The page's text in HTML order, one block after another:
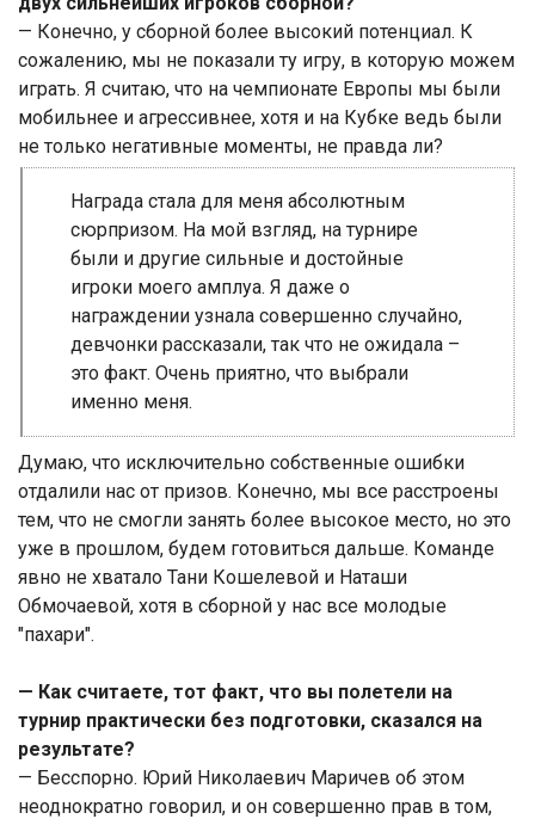
— Конечно, у сборной более высокий потенциал. К
сожалению, мы не показали ту игру, в которую можем
играть. Я считаю, что на чемпионате Европы мы были
мобильнее и агрессивнее, хотя и на Кубке ведь были
не только негативные моменты, не правда ли?
Награда стала для меня абсолютным
сюрпризом. На мой взгляд, на турнире
были и другие сильные и достойные
игроки моего амплуа. Я даже о
награждении узнала совершенно случайно,
девчонки рассказали, так что не ожидала –
это факт. Очень приятно, что выбрали
именно меня.
Думаю, что исключительно собственные ошибки
отдалили нас от призов. Конечно, мы все расстроены
тем, что не смогли занять более высокое место, но это
уже в прошлом, будем готовиться дальше. Команде
явно не хватало Тани Кошелевой и Наташи
Обмочаевой, хотя в сборной у нас все молодые
"пахари".
— Как считаете, тот факт, что вы полетели на
турнир практически без подготовки, сказался на
результате?
— Бесспорно. Юрий Николаевич Маричев об этом
неоднократно говорил, и он совершенно прав в том,